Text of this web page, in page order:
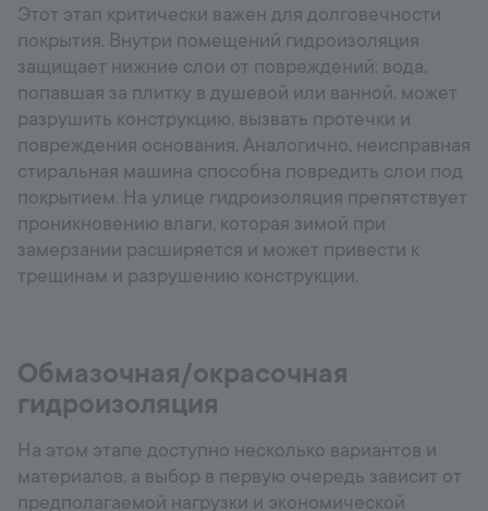
Этот этап критически важен для долговечности
покрытия. Внутри помещений гидроизоляция
защищает нижние слои от повреждений: вода,
попавшая за плитку в душевой или ванной, может
разрушить конструкцию, вызвать протечки и
повреждения основания. Аналогично, неисправная
стиральная машина способна повредить слои под
покрытием. На улице гидроизоляция препятствует
проникновению влаги, которая зимой при
замерзании расширяется и может привести к
трещинам и разрушению конструкции.
Обмазочная/окрасочная
гидроизоляция
На этом этапе доступно несколько вариантов и
материалов, а выбор в первую очередь зависит от
предполагаемой нагрузки и экономической